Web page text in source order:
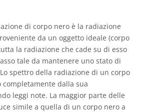
di corpo nero è la radiazione
da un oggetto ideale (corpo
la radiazione che cade su di esso
tale da mantenere uno stato di
spettro della radiazione di un corpo
dalla sua
leggi note. La maggior parte delle
simile a quella di un corpo nero a